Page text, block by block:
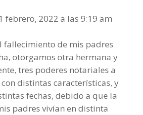
febrero, 2022 a las 9:19 am
fallecimiento de mis padres
otorgamos otra hermana y
tres poderes notariales a
distintas características, y
fechas, debido a que la
padres vivían en distinta